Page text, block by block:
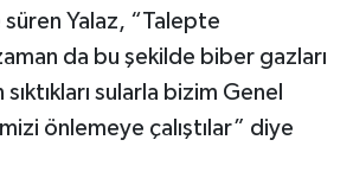
süren Yalaz, “Talepte
da bu şekilde biber gazları
sularla bizim Genel
önlemeye çalıştılar” diye